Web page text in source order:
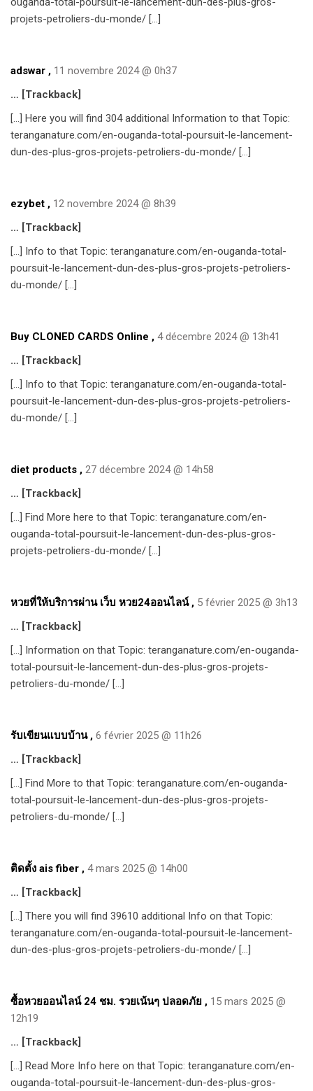
projets-petroliers-du-monde/ […]
adswar , 11 novembre 2024 @ 0h37
… [Trackback]
[…] Here you will find 304 additional Information to that Topic:
teranganature.com/en-ouganda-total-poursuit-le-lancement-
dun-des-plus-gros-projets-petroliers-du-monde/ […]
ezybet , 12 novembre 2024 @ 8h39
… [Trackback]
[…] Info to that Topic: teranganature.com/en-ouganda-total-
poursuit-le-lancement-dun-des-plus-gros-projets-petroliers-
du-monde/ […]
Buy CLONED CARDS Online , 4 décembre 2024 @ 13h41
… [Trackback]
[…] Info to that Topic: teranganature.com/en-ouganda-total-
poursuit-le-lancement-dun-des-plus-gros-projets-petroliers-
du-monde/ […]
diet products , 27 décembre 2024 @ 14h58
… [Trackback]
[…] Find More here to that Topic: teranganature.com/en-
ouganda-total-poursuit-le-lancement-dun-des-plus-gros-
projets-petroliers-du-monde/ […]
หวยที่ให้บริการผ่าน เว็บ หวย24ออนไลน์, 5 février 2025 @ 3h13
… [Trackback]
[…] Information on that Topic: teranganature.com/en-ouganda-
total-poursuit-le-lancement-dun-des-plus-gros-projets-
petroliers-du-monde/ […]
รับเขียนแบบบ้าน, 6 février 2025 @ 11h26
… [Trackback]
[…] Find More to that Topic: teranganature.com/en-ouganda-
total-poursuit-le-lancement-dun-des-plus-gros-projets-
petroliers-du-monde/ […]
ติดตั้ง ais fiber , 4 mars 2025 @ 14h00
… [Trackback]
[…] There you will find 39610 additional Info on that Topic:
teranganature.com/en-ouganda-total-poursuit-le-lancement-
dun-des-plus-gros-projets-petroliers-du-monde/ […]
ซื้อหวยออนไลน์ 24 ชม. รวยเน้นๆ ปลอดภัย , 15 mars 2025 @
12h19
… [Trackback]
[…] Read More Info here on that Topic: teranganature.com/en-
ouganda-total-poursuit-le-lancement-dun-des-plus-gros-